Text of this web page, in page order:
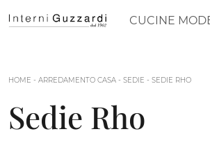
CUCINE
HOME - ARREDAMENTO CASA - SEDIE - SEDIE RHO
Sedie Rho